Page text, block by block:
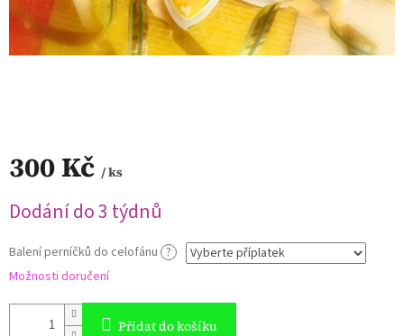
300 Kč / ks
cena:
Dodání do 3 týdnů
Balení perníčků do celofánu ?
Možnosti doručení
Přidat do košíku